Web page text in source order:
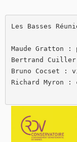
Les Basses
Maude Gratton
Bertrand
Bruno Cocset :
Richard Myron :